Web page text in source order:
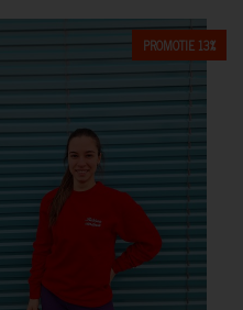
PROMOTIE 13%
CUMPARA